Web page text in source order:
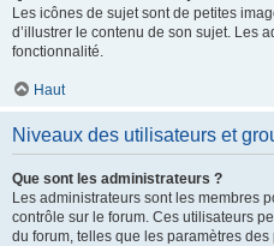
Les icônes de sujet sont de petites
d’illustrer le contenu de son sujet. Les
fonctionnalité.
Haut
Niveaux des utilisateurs et
Que sont les administrateurs ?
Les administrateurs sont les membres
contrôle sur le forum. Ces utilisateurs
du forum, telles que les paramètres